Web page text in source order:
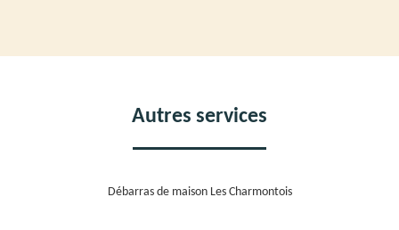
Autres services
Débarras de maison Les Charmontois